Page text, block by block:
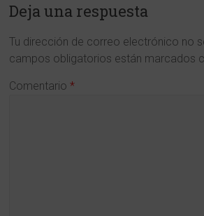
y
en
Ciencias
de
Deja una respuesta
Tu dirección de correo electrónico no
campos obligatorios están marcados
Comentario*